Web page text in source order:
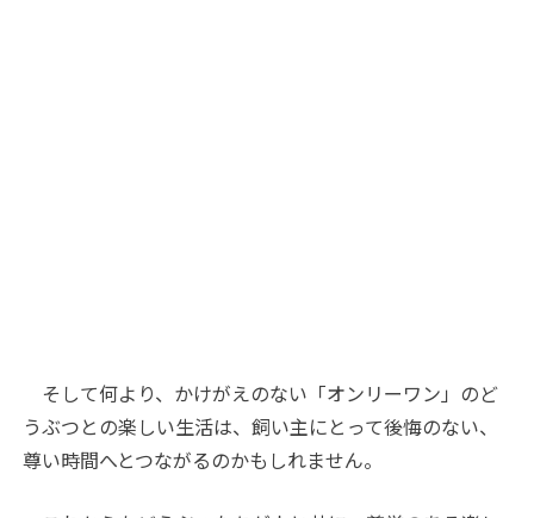
そして何より、かけがえのない「オンリーワン」のど
うぶつとの楽しい生活は、飼い主にとって後悔のない、
尊い時間へとつながるのかもしれません。